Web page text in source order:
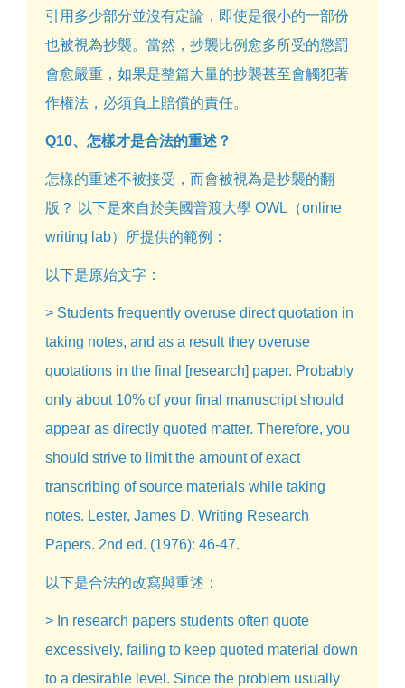
引用多少部分並沒有定論，即使是很小的一部份
也被視為抄襲。當然，抄襲比例愈多所受的懲罰
會愈嚴重，如果是整篇大量的抄襲甚至會觸犯著
作權法，必須負上賠償的責任。
Q10、怎樣才是合法的重述？
怎樣的重述不被接受，而會被視為是抄襲的翻
版？ 以下是來自於美國普渡大學 OWL（online
writing lab）所提供的範例：
以下是原始文字：
> Students frequently overuse direct quotation in
taking notes, and as a result they overuse
quotations in the final [research] paper. Probably
only about 10% of your final manuscript should
appear as directly quoted matter. Therefore, you
should strive to limit the amount of exact
transcribing of source materials while taking
notes. Lester, James D. Writing Research
Papers. 2nd ed. (1976): 46-47.
以下是合法的改寫與重述：
> In research papers students often quote
excessively, failing to keep quoted material down
to a desirable level. Since the problem usually